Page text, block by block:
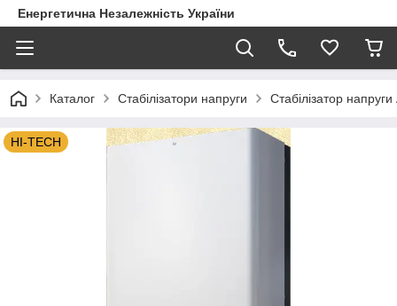
Енергетична Незалежність України
Каталог Стабілізатори напруги Стабілізатор
HI-TECH